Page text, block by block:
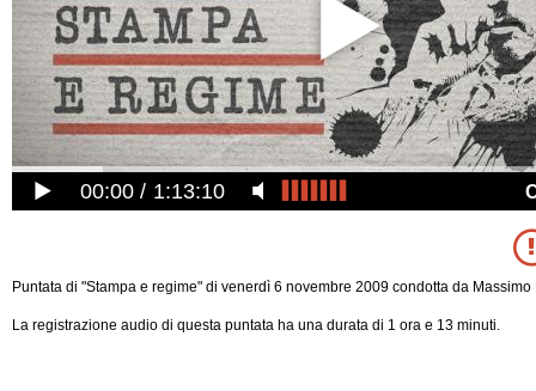
00:00 1:13:10
Puntata di "Stampa e regime" di venerdì 6 novembre 2009 condotta da Massimo
La registrazione audio di questa puntata ha una durata di 1 ora e 13 minuti.